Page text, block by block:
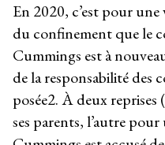
En 2020, c’est pour
du confinement que le
Cummings est à
de la responsabilité des
posée2. À deux reprises
ses parents, l’autre